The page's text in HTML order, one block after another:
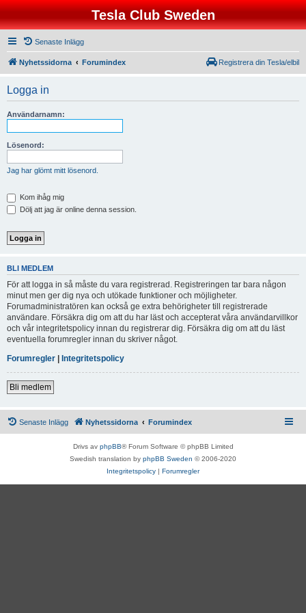
Tesla Club Sweden
Senaste Inlägg
Nyhetssidorna Forumindex Registrera din Tesla/elbil
Logga in
Användarnamn:
Lösenord:
Jag har glömt mitt lösenord.
Kom ihåg mig
Dölj att jag är online denna session.
BLI MEDLEM
För att logga in så måste du vara registrerad. Registreringen tar bara någon
minut men ger dig nya och utökade funktioner och möjligheter.
Forumadministratören kan också ge extra behörigheter till registrerade
användare. Försäkra dig om att du har läst och accepterat våra användarvillkor
och vår integritetspolicy innan du registrerar dig. Försäkra dig om att du läst
eventuella forumregler innan du skriver något.
Forumregler | Integritetspolicy
Bli medlem
Senaste Inlägg Nyhetssidorna Forumindex
Drivs av phpBB® Forum Software © phpBB Limited
Swedish translation by phpBB Sweden © 2006-2020
Integritetspolicy | Forumregler